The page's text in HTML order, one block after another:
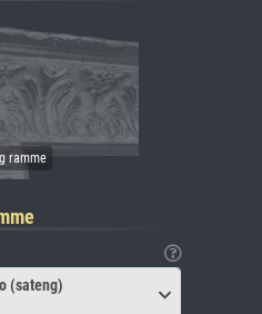
(sateng)